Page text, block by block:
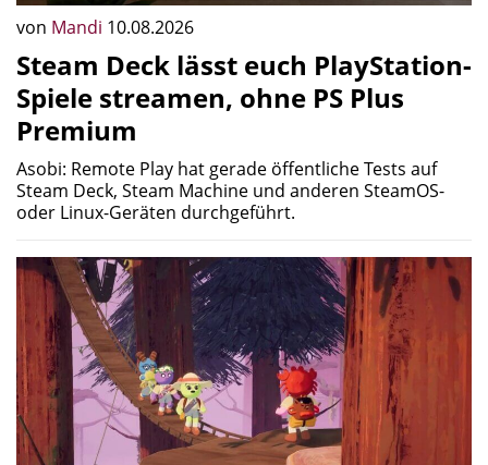
von Mandi 10.08.2026
Steam Deck lässt euch PlayStation-
Spiele streamen, ohne PS Plus
Premium
Asobi: Remote Play hat gerade öffentliche Tests auf
Steam Deck, Steam Machine und anderen SteamOS-
oder Linux-Geräten durchgeführt.